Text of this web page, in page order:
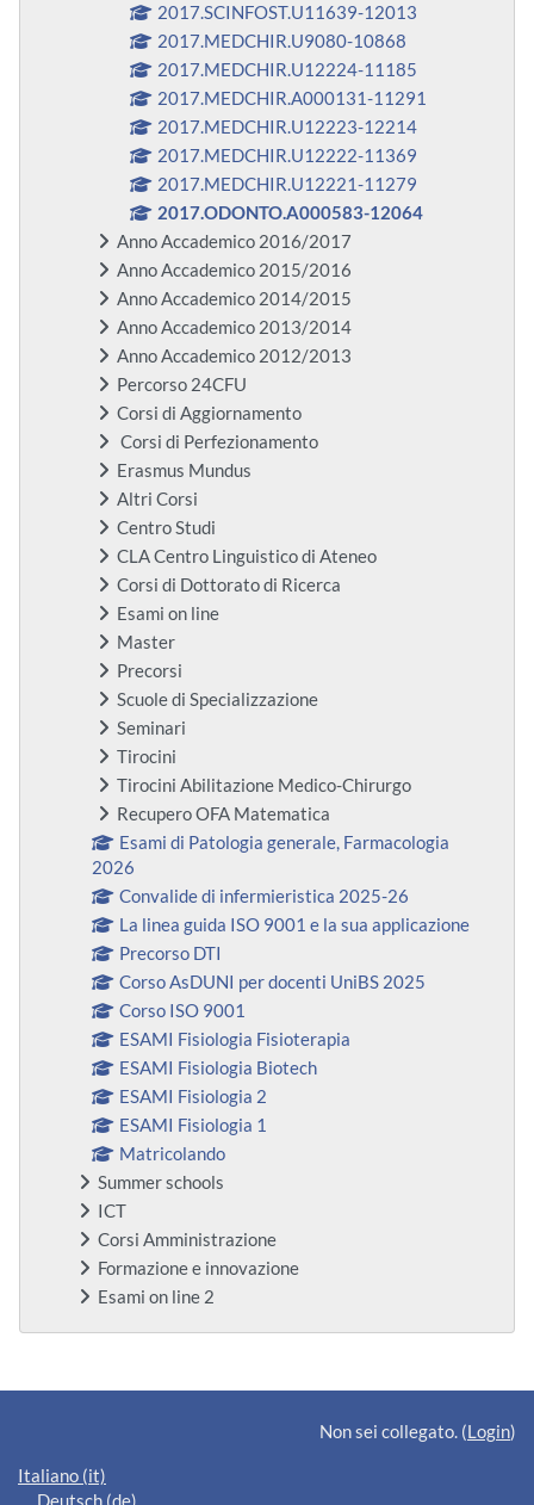
2017.SCINFOST.U11639-12013
2017.MEDCHIR.U9080-10868
2017.MEDCHIR.U12224-11185
2017.MEDCHIR.A000131-11291
2017.MEDCHIR.U12223-12214
2017.MEDCHIR.U12222-11369
2017.MEDCHIR.U12221-11279
2017.ODONTO.A000583-12064
Anno Accademico 2016/2017
Anno Accademico 2015/2016
Anno Accademico 2014/2015
Anno Accademico 2013/2014
Anno Accademico 2012/2013
Percorso 24CFU
Corsi di Aggiornamento
Corsi di Perfezionamento
Erasmus Mundus
Altri Corsi
Centro Studi
CLA Centro Linguistico di Ateneo
Corsi di Dottorato di Ricerca
Esami on line
Master
Precorsi
Scuole di Specializzazione
Seminari
Tirocini
Tirocini Abilitazione Medico-Chirurgo
Recupero OFA Matematica
Esami di Patologia generale, Farmacologia
2026
Convalide di infermieristica 2025-26
La linea guida ISO 9001 e la sua applicazione
Precorso DTI
Corso AsDUNI per docenti UniBS 2025
Corso ISO 9001
ESAMI Fisiologia Fisioterapia
ESAMI Fisiologia Biotech
ESAMI Fisiologia 2
ESAMI Fisiologia 1
Matricolando
Summer schools
ICT
Corsi Amministrazione
Formazione e innovazione
Esami on line 2
Blocchi supplementari
Non sei collegato. (Login)
Italiano ‎(it)‎
Deutsch ‎(de)‎